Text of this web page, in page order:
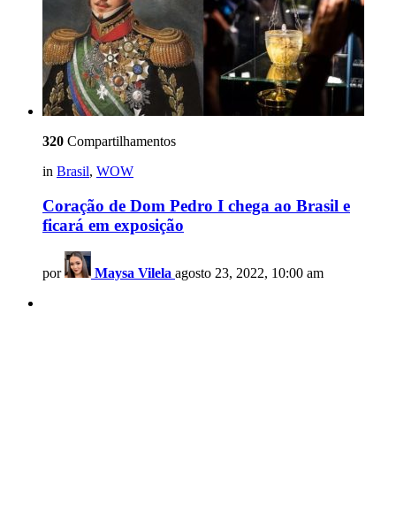
320 Compartilhamentos
in Brasil, WOW
Coração de Dom Pedro I chega ao Brasil e
ficará em exposição
por Maysa Vilela agosto 23, 2022, 10:00 am